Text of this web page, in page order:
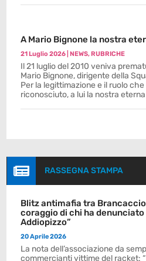
A Mario Bignone la nostra
21 Luglio 2026 |NEWS,RUBRICHE
Il 21 luglio del 2010 veniva
Mario Bignone, dirigente della
Per la legittimazione e il ruolo
riconosciuto, a lui la nostra
 RASSEGNA STAMPA
Blitz antimafia tra Brancaccio
coraggio di chi ha
Addiopizzo”
20 Aprile 2026
La nota dell’associazione da
commercianti vittime del racket: